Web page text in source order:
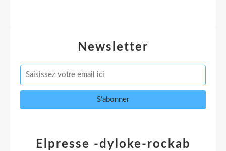
Newsletter
Elpresse -dyloke-rockab